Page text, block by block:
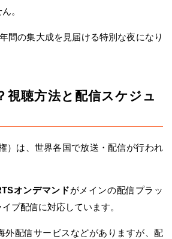
。
間の集大成を見届ける特別な夜になり
視聴方法と配信スケジュ
）は、世界各国で放送・配信が行われ
オンデマンドがメインの配信プラッ
ブ配信に対応しています。
外配信サービスなどがありますが、配